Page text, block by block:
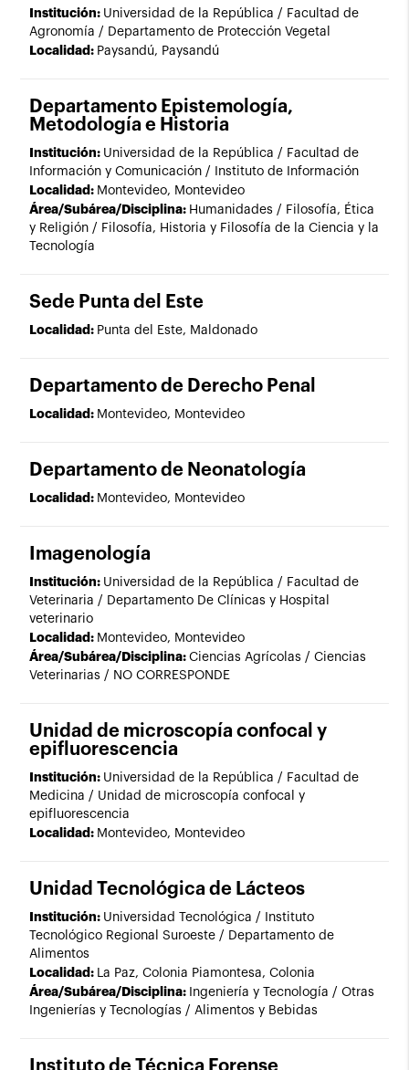
Institución: Universidad de la República / Facultad de
Agronomía / Departamento de Protección Vegetal
Localidad: Paysandú, Paysandú
Departamento Epistemología,
Metodología e Historia
Institución: Universidad de la República / Facultad de
Información y Comunicación / Instituto de Información
Localidad: Montevideo, Montevideo
Área/Subárea/Disciplina: Humanidades / Filosofía, Ética
y Religión / Filosofía, Historia y Filosofía de la Ciencia y la
Tecnología
Sede Punta del Este
Localidad: Punta del Este, Maldonado
Departamento de Derecho Penal
Localidad: Montevideo, Montevideo
Departamento de Neonatología
Localidad: Montevideo, Montevideo
Imagenología
Institución: Universidad de la República / Facultad de
Veterinaria / Departamento De Clínicas y Hospital
veterinario
Localidad: Montevideo, Montevideo
Área/Subárea/Disciplina:Ciencias Agrícolas / Ciencias
Veterinarias / NO CORRESPONDE
Unidad de microscopía confocal y
epifluorescencia
Institución: Universidad de la República / Facultad de
Medicina / Unidad de microscopía confocal y
epifluorescencia
Localidad: Montevideo, Montevideo
Unidad Tecnológica de Lácteos
Institución: Universidad Tecnológica / Instituto
Tecnológico Regional Suroeste / Departamento de
Alimentos
Localidad: La Paz, Colonia Piamontesa, Colonia
Área/Subárea/Disciplina: Ingeniería y Tecnología / Otras
Ingenierías y Tecnologías / Alimentos y Bebidas